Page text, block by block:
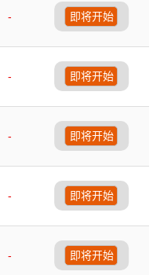
-
即将开始
-
即将开始
-
即将开始
-
即将开始
-
即将开始